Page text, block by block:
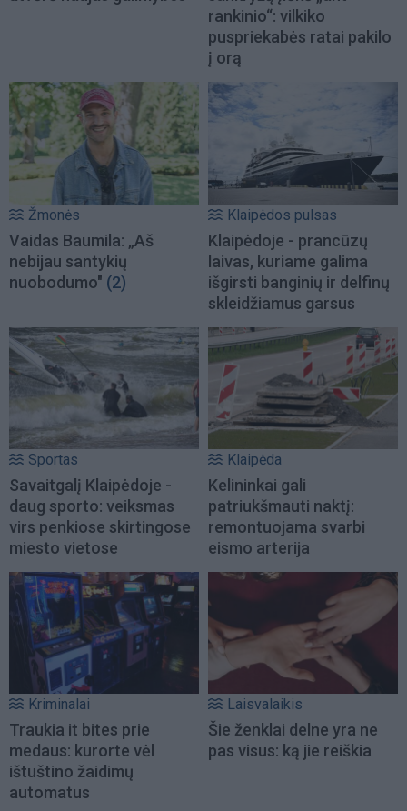
rankinio“: vilkiko
puspriekabės ratai pakilo
į orą
Žmonės
Vaidas Baumila: „Aš
nebijau santykių
nuobodumo" (2)
Klaipėdos pulsas
Klaipėdoje - prancūzų
laivas, kuriame galima
išgirsti banginių ir delfinų
skleidžiamus garsus
Sportas
Savaitgalį Klaipėdoje -
daug sporto: veiksmas
virs penkiose skirtingose
miesto vietose
Klaipėda
Kelininkai gali
patriukšmauti naktį:
remontuojama svarbi
eismo arterija
Kriminalai
Traukia it bites prie
medaus: kurorte vėl
ištuštino žaidimų
automatus
Laisvalaikis
Šie ženklai delne yra ne
pas visus: ką jie reiškia